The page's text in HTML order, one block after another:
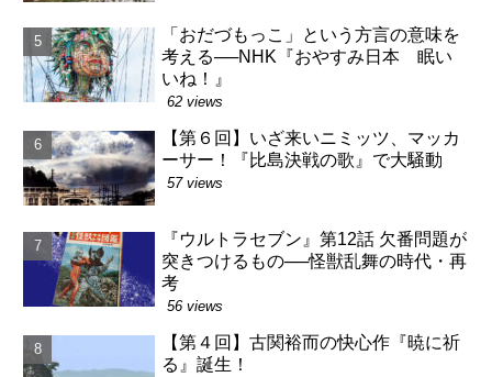
「おだづもっこ」という方言の意味を
考える──NHK『おやすみ日本 眠い
いね！』
62 views
【第６回】いざ来いニミッツ、マッカ
ーサー！『比島決戦の歌』で大騒動
57 views
『ウルトラセブン』第12話 欠番問題が
突きつけるもの──怪獣乱舞の時代・再
考
56 views
【第４回】古関裕而の快心作『暁に祈
る』誕生！